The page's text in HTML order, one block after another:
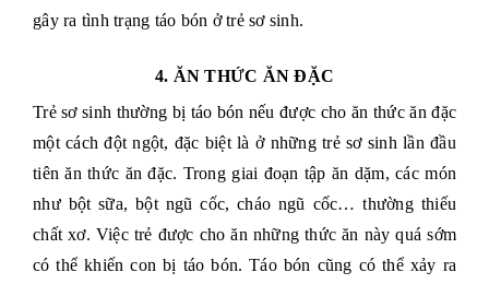
gây ra tình trạng táo bón ở trẻ sơ sinh.
4. ĂN THỨC ĂN ĐẶC
Trẻ sơ sinh thường bị táo bón nếu được cho ăn thức ăn đặc
một cách đột ngột, đặc biệt là ở những trẻ sơ sinh lần đầu
tiên ăn thức ăn đặc. Trong giai đoạn tập ăn dặm, các món
như bột sữa, bột ngũ cốc, cháo ngũ cốc… thường thiếu
chất xơ. Việc trẻ được cho ăn những thức ăn này quá sớm
có thể khiến con bị táo bón. Táo bón cũng có thể xảy ra